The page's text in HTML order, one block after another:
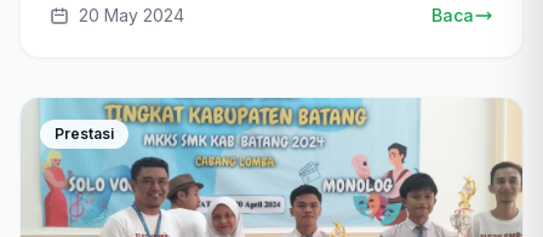
20 May 2024
Baca
Prestasi